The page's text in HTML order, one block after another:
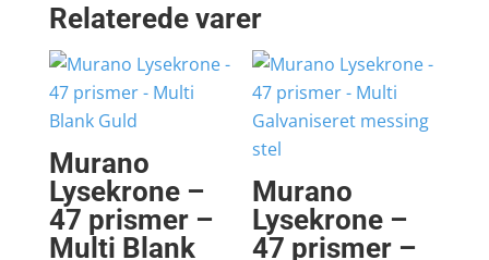
Relaterede varer
Murano
Lysekrone –
47 prismer –
Multi Blank
Murano
Lysekrone –
47 prismer –